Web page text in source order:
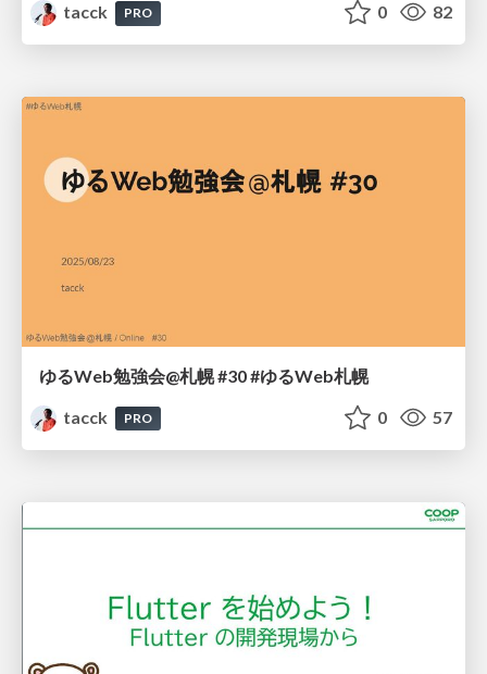
tacck
PRO 0 82
ゆるWeb勉強会@札幌 #30 #ゆるWeb札幌
tacck
PRO 0 57